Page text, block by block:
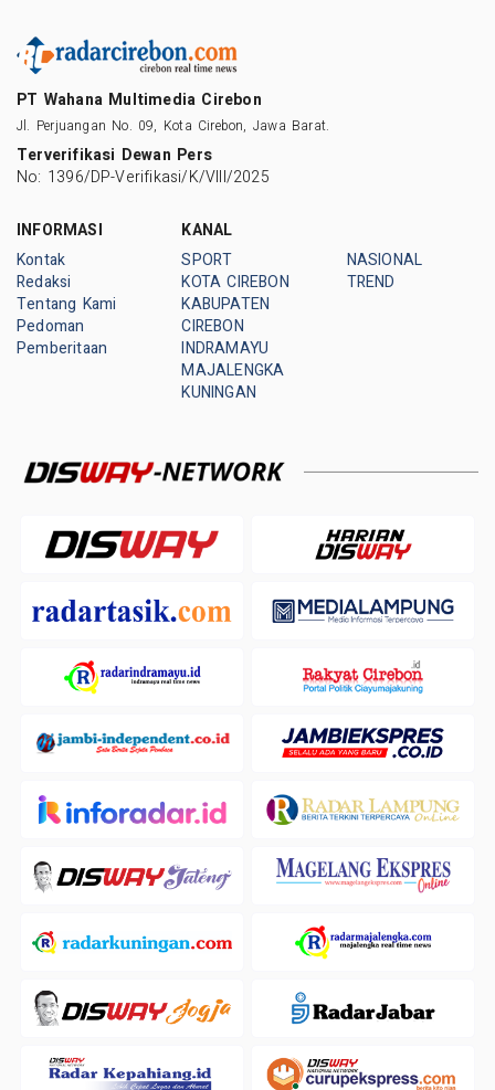
PT Wahana Multimedia Cirebon
Jl. Perjuangan No. 09, Kota Cirebon, Jawa Barat.
Terverifikasi Dewan Pers
No: 1396/DP-Verifikasi/K/VIII/2025
INFORMASI
Kontak
Redaksi
Tentang Kami
Pedoman
Pemberitaan
KANAL
SPORT
KOTA CIREBON
KABUPATEN
CIREBON
INDRAMAYU
MAJALENGKA
KUNINGAN
NASIONAL
TREND